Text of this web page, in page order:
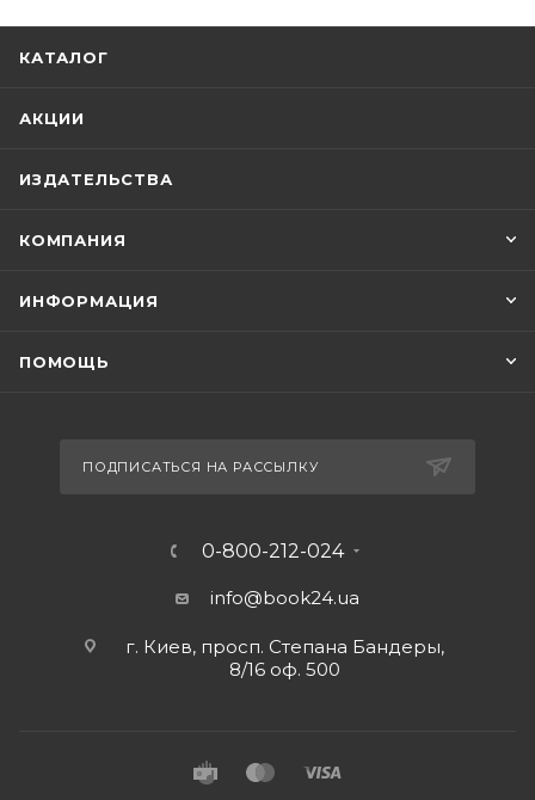
КАТАЛОГ
АКЦИИ
ИЗДАТЕЛЬСТВА
КОМПАНИЯ
ИНФОРМАЦИЯ
ПОМОЩЬ
ПОДПИСАТЬСЯ НА РАССЫЛКУ
0-800-212-024
info@book24.ua
г. Киев, просп. Степана Бандеры,
8/16 оф. 500